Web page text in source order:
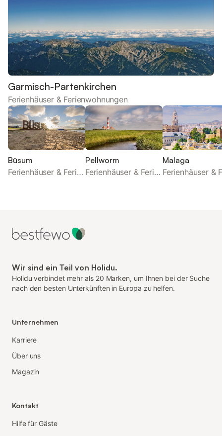
Garmisch-Partenkirchen
Ferienhäuser & Ferienwohnungen
Büsum
Ferienhäuser & Ferienwohnungen
Pellworm
Ferienhäuser & Ferienwohnungen
Malaga
Wir sind ein Teil von Holidu.
Holidu verbindet mehr als 20 Marken, um Ihnen bei der Suche
nach den besten Unterkünften in Europa zu helfen.
Unternehmen
Karriere
Über uns
Magazin
Kontakt
Hilfe für Gäste